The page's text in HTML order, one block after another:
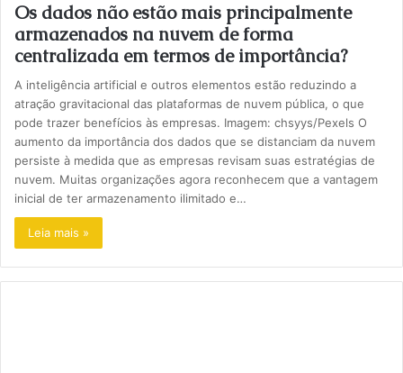
Os dados não estão mais principalmente
armazenados na nuvem de forma
centralizada em termos de importância?
A inteligência artificial e outros elementos estão reduzindo a
atração gravitacional das plataformas de nuvem pública, o que
pode trazer benefícios às empresas. Imagem: chsyys/Pexels O
aumento da importância dos dados que se distanciam da nuvem
persiste à medida que as empresas revisam suas estratégias de
nuvem. Muitas organizações agora reconhecem que a vantagem
inicial de ter armazenamento ilimitado e…
Leia mais »